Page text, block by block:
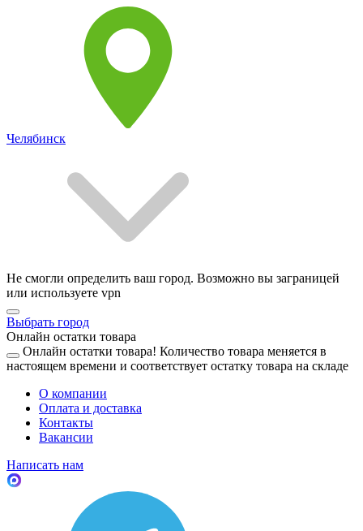
Челябинск
Не смогли определить ваш город. Возможно вы заграницей
или используете vpn
Выбрать город
Онлайн остатки товара
Онлайн остатки товара! Количество товара меняется в
настоящем времени и соответствует остатку товара на складе
О компании
Оплата и доставка
Контакты
Вакансии
Написать нам